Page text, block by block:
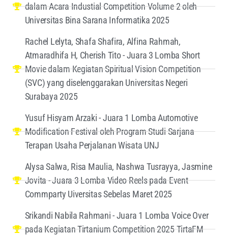
dalam Acara Industial Competition Volume 2 oleh
Universitas Bina Sarana Informatika 2025
Rachel Lelyta, Shafa Shafira, Alfina Rahmah,
Atmaradhifa H, Cherish Tito - Juara 3 Lomba Short
Movie dalam Kegiatan Spiritual Vision Competition
(SVC) yang diselenggarakan Universitas Negeri
Surabaya 2025
Yusuf Hisyam Arzaki - Juara 1 Lomba Automotive
Modification Festival oleh Program Studi Sarjana
Terapan Usaha Perjalanan Wisata UNJ
Alysa Salwa, Risa Maulia, Nashwa Tusrayya, Jasmine
Jovita - Juara 3 Lomba Video Reels pada Event
Commparty Uiversitas Sebelas Maret 2025
Srikandi Nabila Rahmani - Juara 1 Lomba Voice Over
pada Kegiatan Tirtanium Competition 2025 TirtaFM